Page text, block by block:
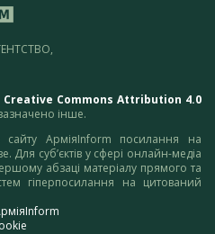
Creative Commons Attribution 4.0
інше.
сайту АрміяInform посилання на
Для суб’єктів у сфері онлайн-медіа
абзаці матеріалу прямого та
гіперпосилання на цитований